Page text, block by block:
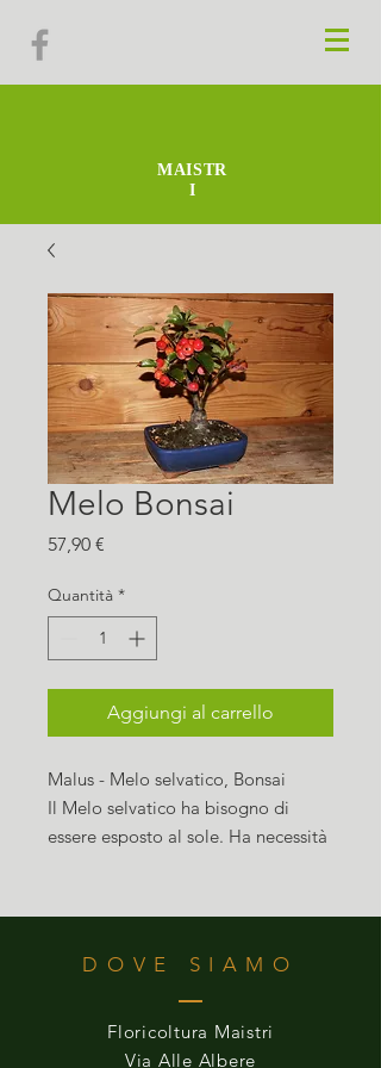
MAISTR
I
Melo Bonsai
57,90 €
Quantità *
Aggiungi al carrello
Malus - Melo selvatico, Bonsai
Il Melo selvatico ha bisogno di
essere esposto al sole. Ha necessità
molto resistente e ha bisogno di
fruttificazione.
DOVE SIAMO
Floricoltura Maistri
Via Alle Albere